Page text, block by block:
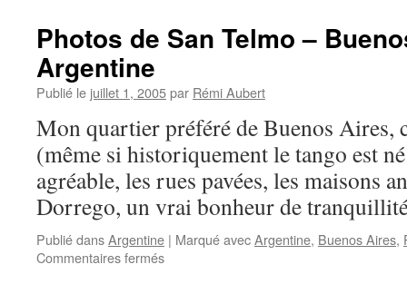
ville
–
de
Buenos
–
Argentine
Photos de San Telmo –
Argentine
Publié le juillet 1, 2005par Rémi Aubert
Mon quartier préféré de Buenos Aires,
(même si historiquement le tango est
agréable, les rues pavées, les maisons
Dorrego, un vrai bonheur de
Publié dansArgentine | Marqué avecArgentine, Buenos Aires,
Commentaires ferméssur